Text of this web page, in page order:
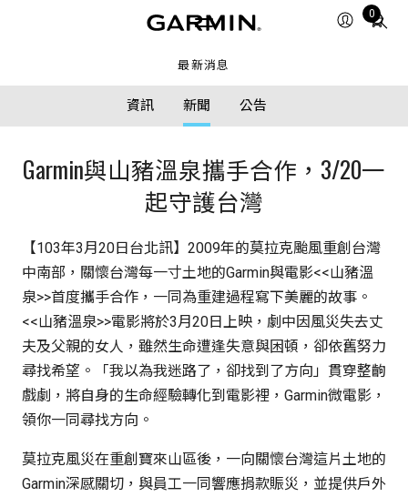
0
Total
items
最新消息
資訊 新聞 公告
Garmin與山豬溫泉攜手合作，3/20一
起守護台灣
【103年3月20日台北訊】2009年的莫拉克颱風重創台灣
中南部，關懷台灣每一寸土地的Garmin與電影<<山豬溫
泉>>首度攜手合作，一同為重建過程寫下美麗的故事。
<<山豬溫泉>>電影將於3月20日上映，劇中因風災失去丈
夫及父親的女人，雖然生命遭逢失意與困頓，卻依舊努力
尋找希望。「我以為我迷路了，卻找到了方向」貫穿整齣
戲劇，將自身的生命經驗轉化到電影裡，Garmin微電影，
領你一同尋找方向。
莫拉克風災在重創寶來山區後，一向關懷台灣這片土地的
Garmin深感關切，與員工一同響應捐款賑災，並提供戶外